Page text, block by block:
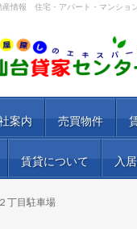
産情報 住宅・アパート・マンショ
案内 売買物件
賃貸について 入
丁目駐車場